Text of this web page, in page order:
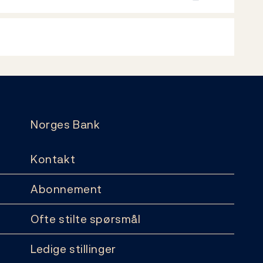
Norges Bank
Kontakt
Abonnement
Ofte stilte spørsmål
Ledige stillinger